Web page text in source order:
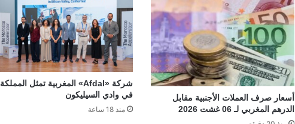
أسعار صرف العملات الأجنبية مقابل
الدرهم المغربي لـ 06 غشت 2026
شركة «Afdal» المغربية تمثل المملكة
في وادي السيليكون
منذ 18 ساعة